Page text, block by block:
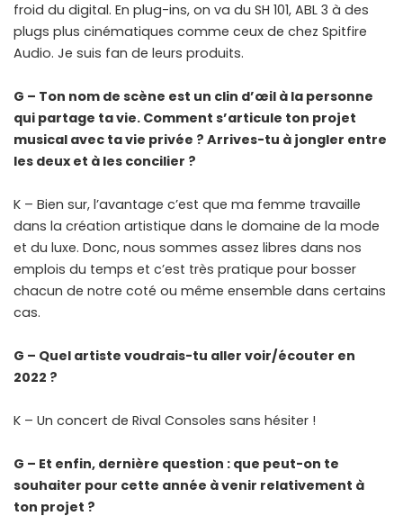
froid du digital. En plug-ins, on va du SH 101, ABL 3 à des
plugs plus cinématiques comme ceux de chez Spitfire
Audio. Je suis fan de leurs produits.
G – Ton nom de scène est un clin d’œil à la personne
qui partage ta vie. Comment s’articule ton projet
musical avec ta vie privée ? Arrives-tu à jongler entre
les deux et à les concilier ?
K – Bien sur, l’avantage c’est que ma femme travaille
dans la création artistique dans le domaine de la mode
et du luxe. Donc, nous sommes assez libres dans nos
emplois du temps et c’est très pratique pour bosser
chacun de notre coté ou même ensemble dans certains
cas.
G – Quel artiste voudrais-tu aller voir/écouter en
2022 ?
K – Un concert de Rival Consoles sans hésiter !
G – Et enfin, dernière question : que peut-on te
souhaiter pour cette année à venir relativement à
ton projet ?